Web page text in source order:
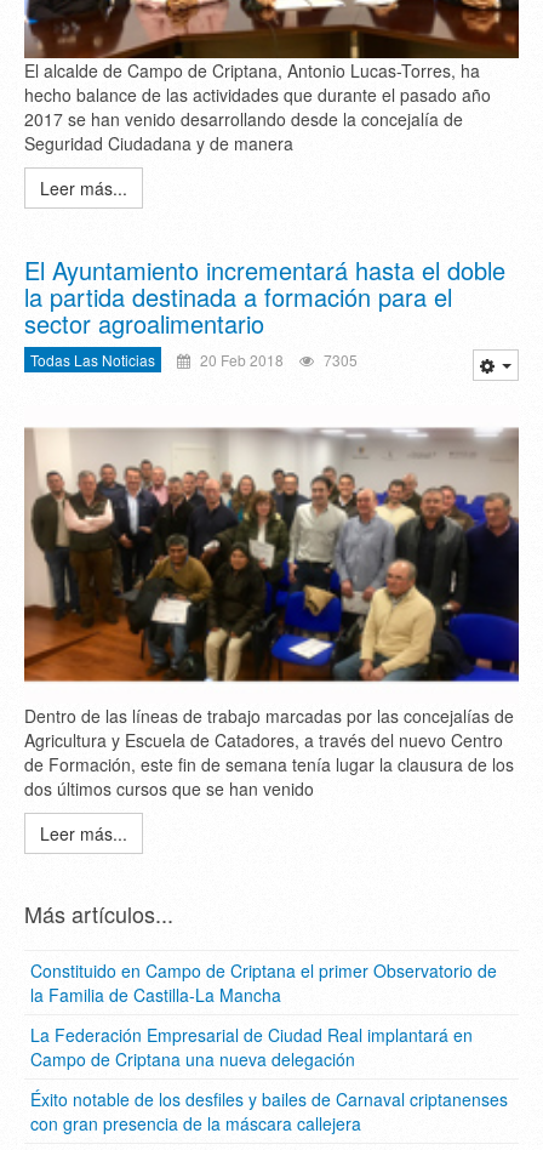
El alcalde de Campo de Criptana, Antonio Lucas-Torres, ha
hecho balance de las actividades que durante el pasado año
2017 se han venido desarrollando desde la concejalía de
Seguridad Ciudadana y de manera
Leer más...
El Ayuntamiento incrementará hasta el doble
la partida destinada a formación para el
sector agroalimentario
Todas Las Noticias 20 Feb 2018 7305
Dentro de las líneas de trabajo marcadas por las concejalías de
Agricultura y Escuela de Catadores, a través del nuevo Centro
de Formación, este fin de semana tenía lugar la clausura de los
dos últimos cursos que se han venido
Leer más...
Más artículos...
Constituido en Campo de Criptana el primer Observatorio de
la Familia de Castilla-La Mancha
La Federación Empresarial de Ciudad Real implantará en
Campo de Criptana una nueva delegación
Éxito notable de los desfiles y bailes de Carnaval criptanenses
con gran presencia de la máscara callejera